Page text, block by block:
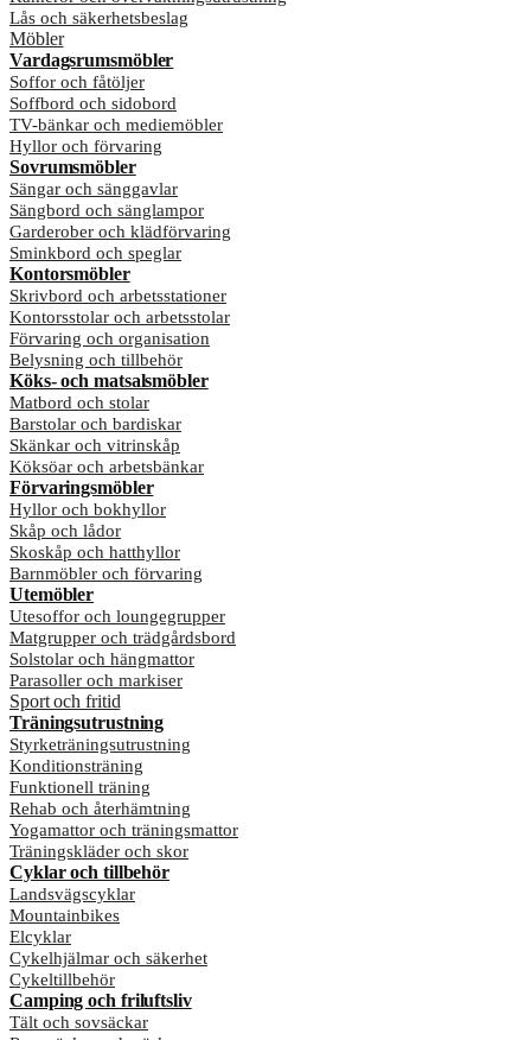
Lås och säkerhetsbeslag
Möbler
Vardagsrumsmöbler
Soffor och fåtöljer
Soffbord och sidobord
TV-bänkar och mediemöbler
Hyllor och förvaring
Sovrumsmöbler
Sängar och sänggavlar
Sängbord och sänglampor
Garderober och klädförvaring
Sminkbord och speglar
Kontorsmöbler
Skrivbord och arbetsstationer
Kontorsstolar och arbetsstolar
Förvaring och organisation
Belysning och tillbehör
Köks- och matsalsmöbler
Matbord och stolar
Barstolar och bardiskar
Skänkar och vitrinskåp
Köksöar och arbetsbänkar
Förvaringsmöbler
Hyllor och bokhyllor
Skåp och lådor
Skoskåp och hatthyllor
Barnmöbler och förvaring
Utemöbler
Utesoffor och loungegrupper
Matgrupper och trädgårdsbord
Solstolar och hängmattor
Parasoller och markiser
Sport och fritid
Träningsutrustning
Styrketräningsutrustning
Konditionsträning
Funktionell träning
Rehab och återhämtning
Yogamattor och träningsmattor
Träningskläder och skor
Cyklar och tillbehör
Landsvägscyklar
Mountainbikes
Elcyklar
Cykelhjälmar och säkerhet
Cykeltillbehör
Camping och friluftsliv
Tält och sovsäckar